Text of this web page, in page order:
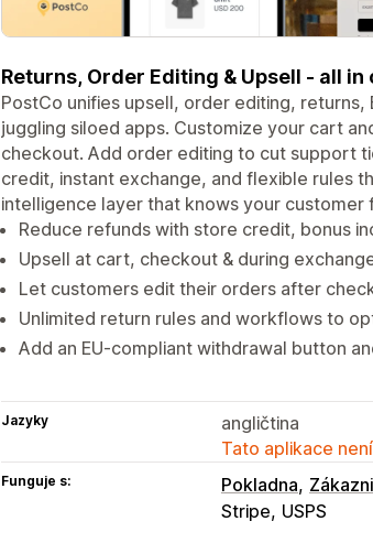
Returns, Order Editing & Upsell - all
PostCo unifies upsell, order editing,
juggling siloed apps. Customize your cart
checkout. Add order editing to cut support
credit, instant exchange, and flexible rules
intelligence layer that knows your customer
Reduce refunds with store credit, bonus
Upsell at cart, checkout & during
Let customers edit their orders after
Unlimited return rules and workflows to
Add an EU-compliant withdrawal button
Jazyky
angličtina
Tato aplikace
Funguje s: Pokladna
Stripe USPS